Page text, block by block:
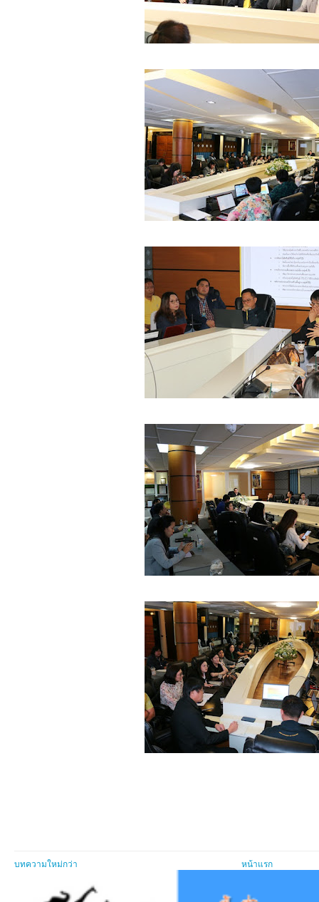
บทความใหม่กว่า หน้าแรก